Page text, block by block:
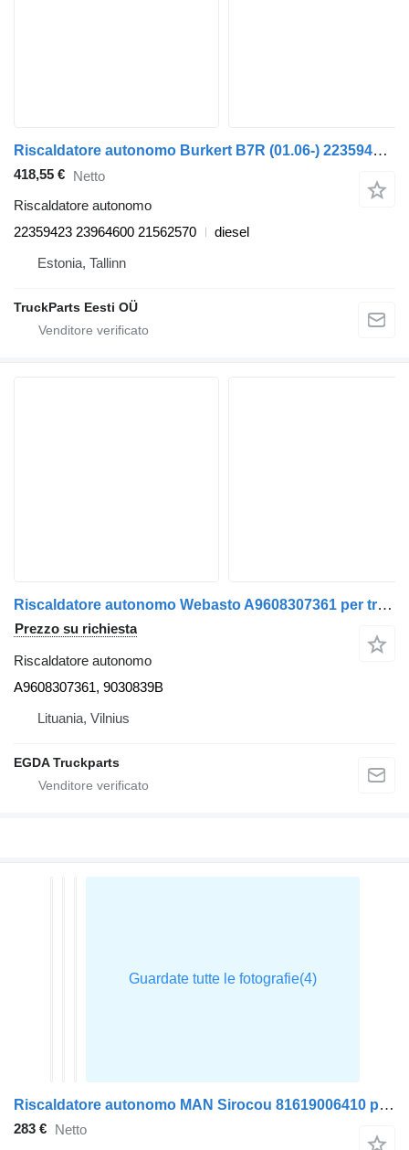
Riscaldatore autonomo Burkert B7R (01.06-) 22359423 per autobus Volvo B7, B8, B9, B12 bus (2005-)
418,55 € Netto
Riscaldatore autonomo
22359423 23964600 21562570
diesel
Estonia, Tallinn
TruckParts Eesti OÜ
Riscaldatore autonomo Webasto A9608307361 per trattore stradale Mercedes-Benz
Prezzo su richiesta
Riscaldatore autonomo
A9608307361, 9030839B
Lituania, Vilnius
EGDA Truckparts
Riscaldatore autonomo MAN Sirocou 81619006410 per trattore stradale MAN TGX
283 € Netto